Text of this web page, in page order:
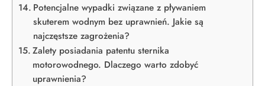
Potencjalne wypadki związane z pływaniem
skuterem wodnym bez uprawnień. Jakie są
najczęstsze zagrożenia?
Zalety posiadania patentu sternika
motorowodnego. Dlaczego warto zdobyć
uprawnienia?